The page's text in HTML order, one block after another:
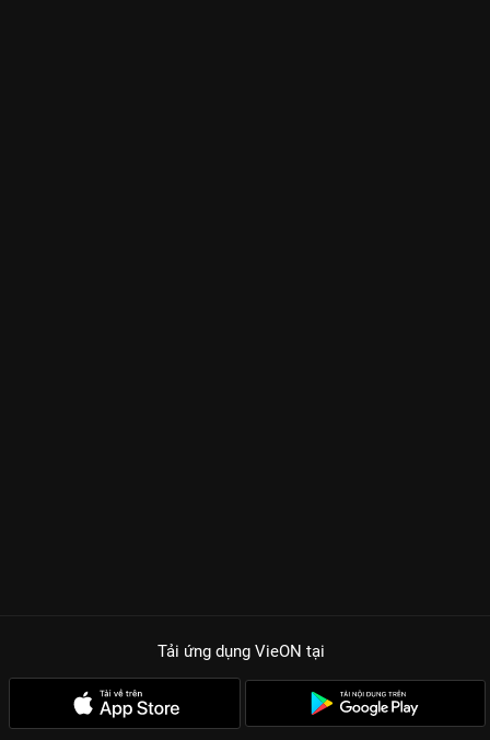
Tải ứng dụng VieON tại